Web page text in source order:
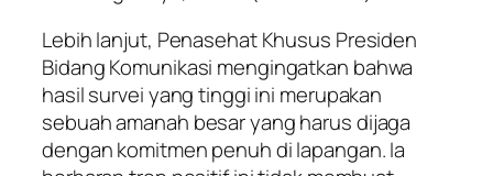
Lebih lanjut, Penasehat Khusus Presiden
Bidang Komunikasi mengingatkan bahwa
hasil survei yang tinggi ini merupakan
sebuah amanah besar yang harus dijaga
dengan komitmen penuh di lapangan. Ia